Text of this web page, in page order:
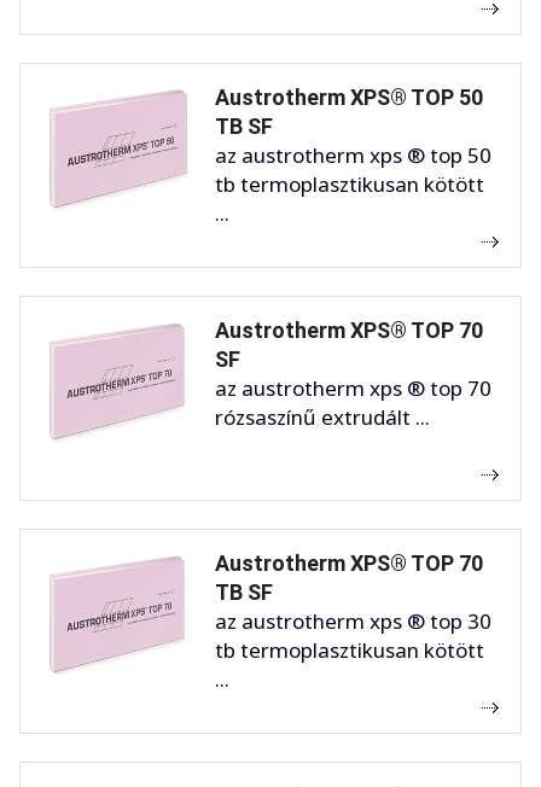
Austrotherm XPS® TOP 50
TB SF
az austrotherm xps ® top 50
tb termoplasztikusan kötött
...
Austrotherm XPS® TOP 70
SF
az austrotherm xps ® top 70
rózsaszínű extrudált ...
Austrotherm XPS® TOP 70
TB SF
az austrotherm xps ® top 30
tb termoplasztikusan kötött
...